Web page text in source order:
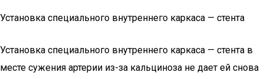
Установка специального внутреннего каркаса — стента
Установка специального внутреннего каркаса — стента в
месте сужения артерии из-за кальциноза не дает ей снова